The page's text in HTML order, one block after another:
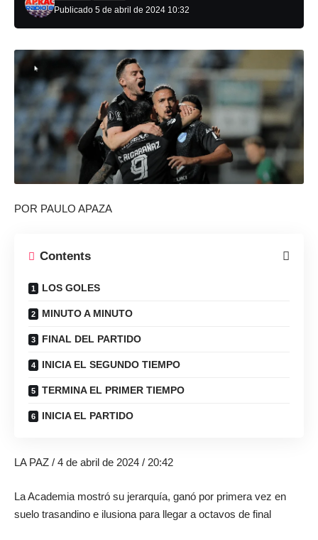
Publicado 5 de abril de 2024 10:32
POR PAULO APAZA
Contents
LOS GOLES
MINUTO A MINUTO
FINAL DEL PARTIDO
INICIA EL SEGUNDO TIEMPO
TERMINA EL PRIMER TIEMPO
INICIA EL PARTIDO
LA PAZ / 4 de abril de 2024 / 20:42
La Academia mostró su jerarquía, ganó por primera vez en
suelo trasandino e ilusiona para llegar a octavos de final